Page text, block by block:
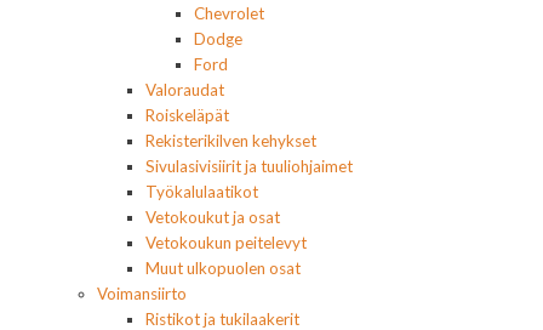
Chevrolet
Dodge
Ford
Valoraudat
Roiskeläpät
Rekisterikilven kehykset
Sivulasivisiirit ja tuuliohjaimet
Työkalulaatikot
Vetokoukut ja osat
Vetokoukun peitelevyt
Muut ulkopuolen osat
Voimansiirto
Ristikot ja tukilaakerit